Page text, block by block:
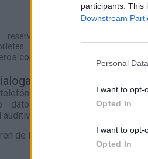
participants. This
Downstream
Personal
I want to opt-
Opted In
I want to opt-
Opted In
reserva, venta, cambio y
con discapacidad
telefónica de Adif a través de
datos para personas
de MaÇanet-massanes en el